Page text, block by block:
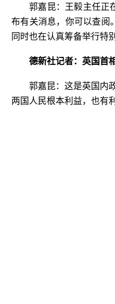
郭嘉昆：王毅主任正
布有关消息，你可以查阅
同时也在认真筹备举行特
德新社记者：英国首
郭嘉昆：这是英国内
两国人民根本利益，也有